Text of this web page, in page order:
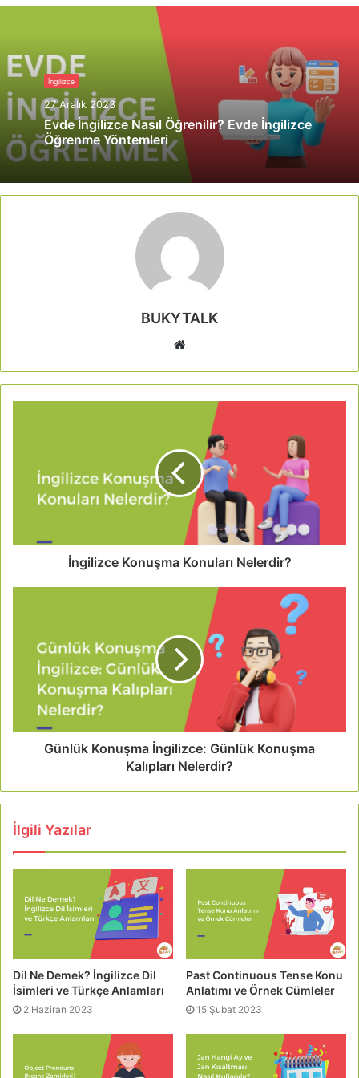
İngilizce
27 Aralık 2023
Evde İngilizce Nasıl Öğrenilir? Evde İngilizce
Öğrenme Yöntemleri
BUKYTALK
İngilizce Konuşma Konuları Nelerdir?
Günlük Konuşma İngilizce: Günlük Konuşma
Kalıpları Nelerdir?
İlgili Yazılar
Dil Ne Demek? İngilizce Dil
İsimleri ve Türkçe Anlamları
2 Haziran 2023
Past Continuous Tense Konu
Anlatımı ve Örnek Cümleler
15 Şubat 2023